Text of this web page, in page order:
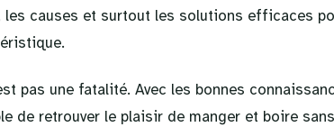
les causes et surtout les solutions efficaces
pas une fatalité. Avec les bonnes
de retrouver le plaisir de manger et boire